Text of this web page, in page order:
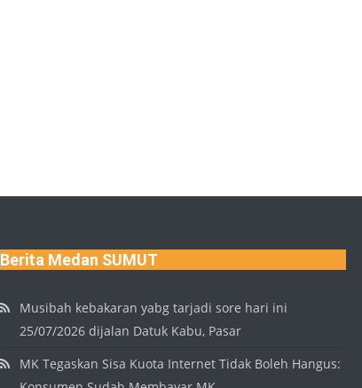
Berita Medan SUMUT
Musibah kebakaran yabg tarjadi sore hari ini
25/07/2026 dijalan Datuk Kabu, Pasar
MK Tegaskan Sisa Kuota Internet Tidak Boleh Hangus: